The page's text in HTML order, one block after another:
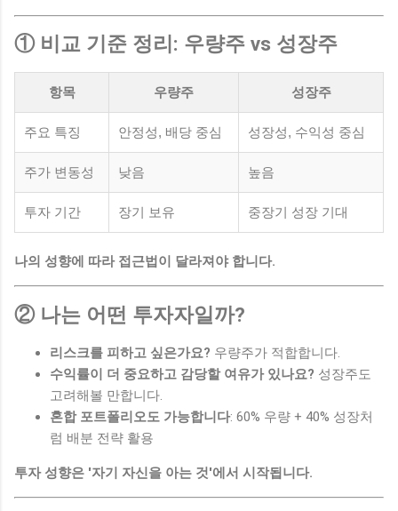
① 비교 기준 정리: 우량주 vs 성장주
항목 우량주 성장주
주요 특징 안정성, 배당 중심 성장성, 수익성 중심
주가 변동성 낮음 높음
투자 기간 장기 보유 중장기 성장 기대
나의 성향에 따라 접근법이 달라져야 합니다.
② 나는 어떤 투자자일까?
리스크를 피하고 싶은가요? 우량주가 적합합니다.
수익률이 더 중요하고 감당할 여유가 있나요? 성장주도
고려해볼 만합니다.
혼합 포트폴리오도 가능합니다: 60% 우량 + 40% 성장처
럼 배분 전략 활용
투자 성향은 '자기 자신을 아는 것'에서 시작됩니다.